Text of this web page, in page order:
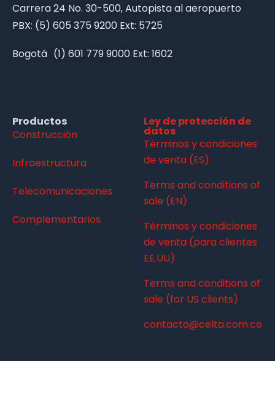
Carrera 24 No. 30-500, Autopista al aeropuerto
PBX: (5) 605 375 9200 Ext: 5725
Bogotá (1) 601 779 9000 Ext: 1602
Productos
Construcción
Infraestructura
Telecomunicaciones
Complementarios
Ley de protección de
datos
Términos y condiciones
de venta (ES)
Terms and conditions of
sale (EN)
Términos y condiciones
de venta (para clientes
EE.UU)
Terms and conditions of
sale (for US clients)
contacto@celta.com.co